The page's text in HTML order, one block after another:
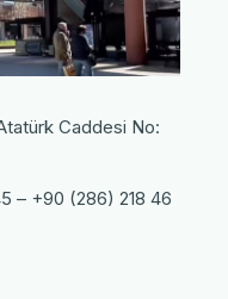
Caddesi No:
– +90 (286) 218 46